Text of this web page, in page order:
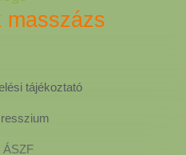
masszázs
tájékoztató
ÁSZF